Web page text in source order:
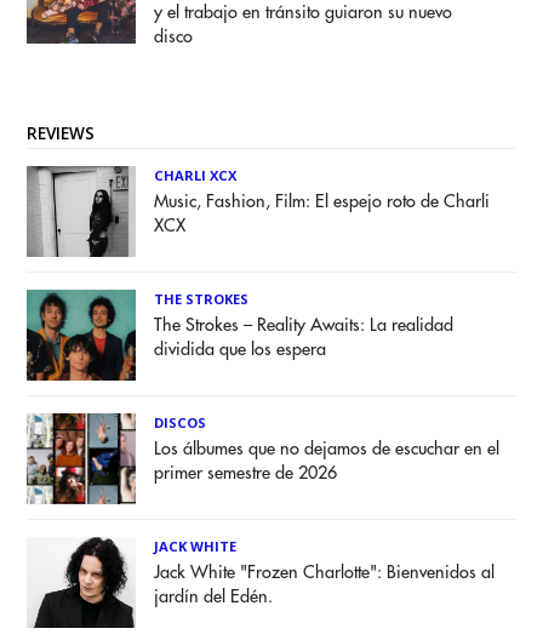
y el trabajo en tránsito guiaron su nuevo
disco
REVIEWS
CHARLI XCX
Music, Fashion, Film: El espejo roto de Charli
XCX
THE STROKES
The Strokes – Reality Awaits: La realidad
dividida que los espera
DISCOS
Los álbumes que no dejamos de escuchar en el
primer semestre de 2026
JACK WHITE
Jack White "Frozen Charlotte": Bienvenidos al
jardín del Edén.